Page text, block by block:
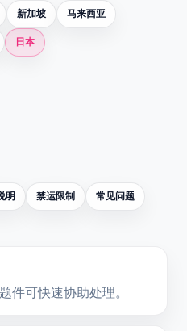
新加坡 马来西亚
日本
明 禁运限制 常见问题
件可快速协助处理。